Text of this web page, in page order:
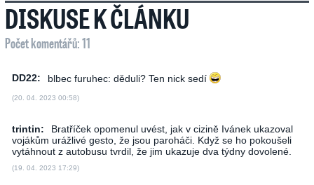
DISKUSE K ČLÁNKU
Počet komentářů: 11
DD22: blbec furuhec: děduli? Ten nick sedí
(20. 04. 2023 00:58)
trintin:
Bratříček opomenul uvést, jak v cizině Ivánek ukazoval
vojákům urážlivé gesto, že jsou paroháči. Když se ho pokoušeli
vytáhnout z autobusu tvrdil, že jim ukazuje dva týdny dovolené.
(19. 04. 2023 17:29)